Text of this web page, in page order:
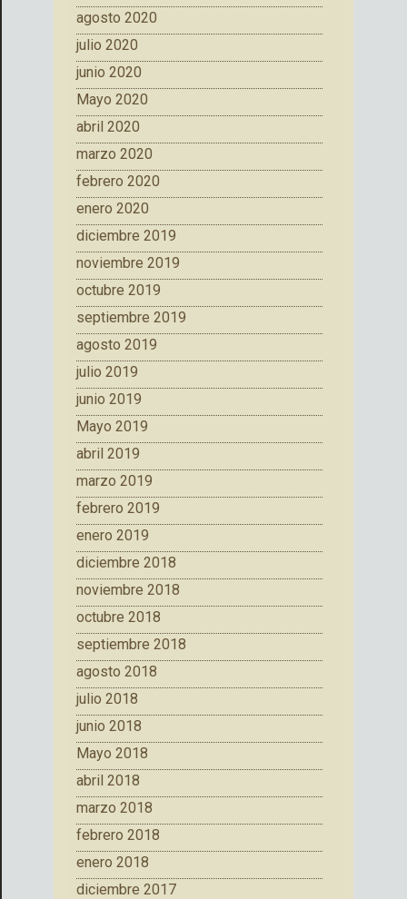
agosto 2020
julio 2020
junio 2020
Mayo 2020
abril 2020
marzo 2020
febrero 2020
enero 2020
diciembre 2019
noviembre 2019
octubre 2019
septiembre 2019
agosto 2019
julio 2019
junio 2019
Mayo 2019
abril 2019
marzo 2019
febrero 2019
enero 2019
diciembre 2018
noviembre 2018
octubre 2018
septiembre 2018
agosto 2018
julio 2018
junio 2018
Mayo 2018
abril 2018
marzo 2018
febrero 2018
enero 2018
diciembre 2017